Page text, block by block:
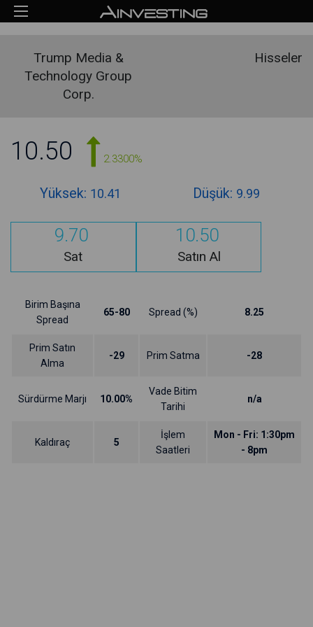
Trump Media &
Technology Group
Corp.
Hisseler
10.50 2.3300%
Yüksek: 10.41 Düşük: 9.99
9.70
Sat
10.50
Satın Al
Birim Başına
Spread
65-80 Spread (%) 8.25
Prim Satın
Alma
-29 Prim Satma -28
Sürdürme Marjı 10.00%
Vade Bitim
Tarihi
n/a
Kaldıraç 5
İşlem
Saatleri
Mon - Fri: 1:30pm
- 8pm